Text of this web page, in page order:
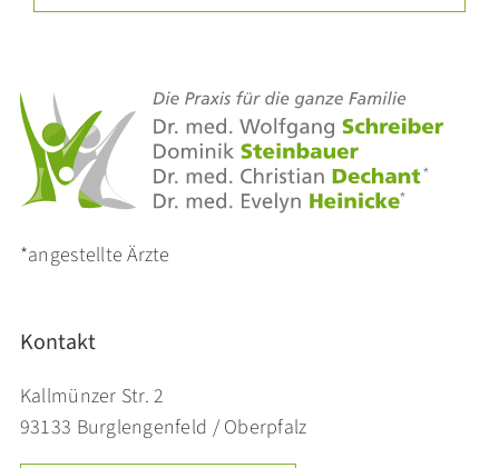
*angestellte Ärzte
Kontakt
Kallmünzer Str. 2
93133 Burglengenfeld / Oberpfalz